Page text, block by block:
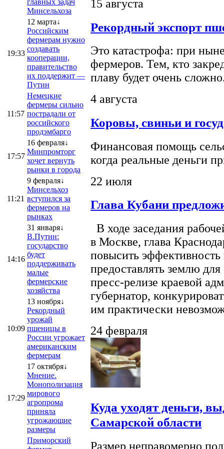
Минсельхоза
19:33
12 марта↓
Российским
фермерам нужно
создавать
кооперации,
правительство
их поддержит —
Путин
11:57
Немецкие
фермеры сильно
пострадали от
российского
продэмбарго
17:57
16 февраля↓
Минпромторг
хочет вернуть
рынки в города
11:21
9 февраля↓
Минсельхоз
вступился за
фермеров на
рынках
14:16
31 января↓
В.Путин:
государство
будет
поддерживать
малые
фермерские
хозяйства
10:09
13 ноября↓
Рекордный
урожай
пшеницы в
России угрожает
американским
фермерам
17:29
17 октября↓
Мнение.
Монополизация
мирового
агропрома
приняла
угрожающие
размеры
Приморский
15 августа
Рекордный экспорт
Это катастрофа: при
фермеров. Тем, кто
плаву будет очень
4 августа
Коровы, свиньи и
Финансовая помощь
когда реальные деньги
22 июля
Глава Кубани
В ходе заседания
в Москве, глава
повысить эффективность
предоставлять землю
пресс-релизе краевой
губернатор,
им практически
24 февраля
Куда уходят деньги,
Самарской области
Размер неправомерно